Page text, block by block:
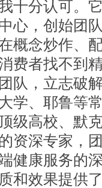
十分认可。
心，创始团
概念炒作、
费者找不到
队，立志破
学、耶鲁等
级高校、默
资深专家，
健康服务的
和效果提供